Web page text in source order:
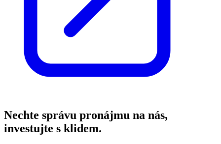
Nechte správu pronájmu na nás,
investujte s klidem.